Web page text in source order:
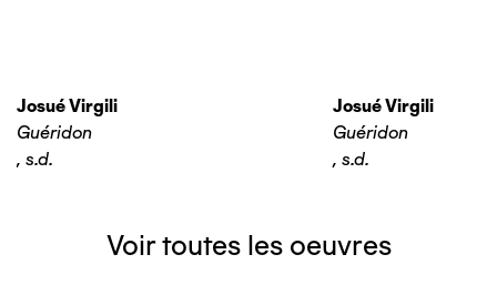
Josué Virgili
Guéridon
, s.d.
Josué Virgili
Guéridon
, s.d.
Voir toutes les oeuvres